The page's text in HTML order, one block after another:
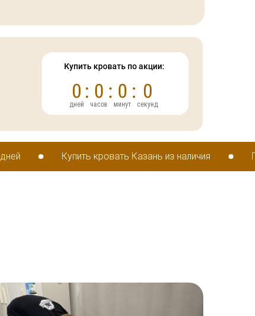
Купить кровать по акции:
0
дней
: 0
часов
: 0
минут
: 0
секунд
Купить кровать Казань из наличия По заказу до